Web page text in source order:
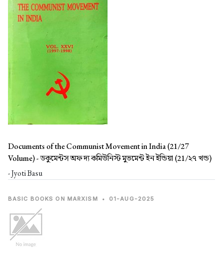
Documents of the Communist Movement in India (21/27
Volume) -ডকুমেন্টস অফ দ্য কমিউনিস্ট মুভমেন্ট ইন ইন্ডিয়া (21/২৭ খন্ড)
- Jyoti Basu
BASIC BOOKS ON MARXISM • 01-AUG-2025